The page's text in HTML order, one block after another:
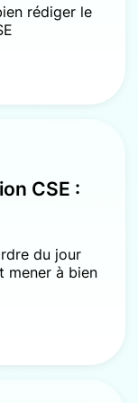
rédiger le
CSE :
du jour
mener à bien